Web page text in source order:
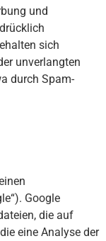
und
sich
unverlangten
durch Spam-
Google
die auf
eine Analyse der